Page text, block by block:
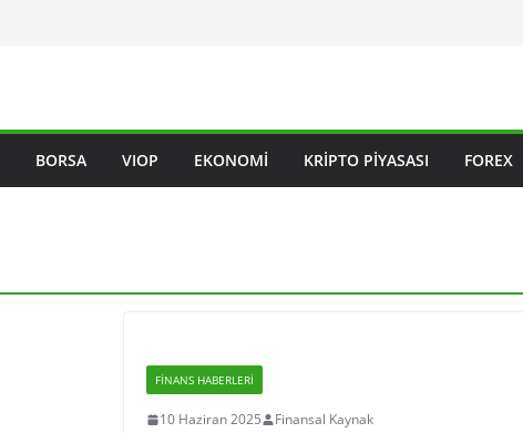
BORSA VIOP EKONOMI KRIPTO PIYASASI FOREX
FINANS HABERLERI
10 Haziran 2025 Finansal Kaynak